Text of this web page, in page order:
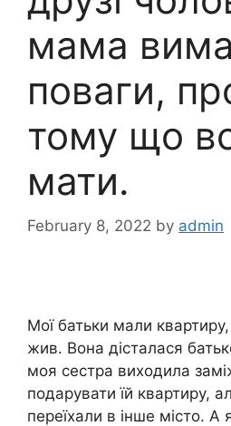
мама
поваги,
тому що
мати.
February 8, 2022 by admin
Мої батьки мали квартиру,
жив. Вона дісталася
моя сестра виходила
подарувати їй квартиру,
переїхали в інше місто. А